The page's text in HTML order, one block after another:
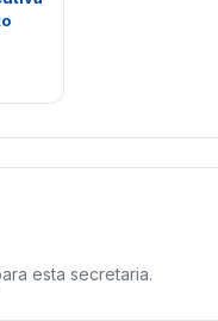
esta secretaria.